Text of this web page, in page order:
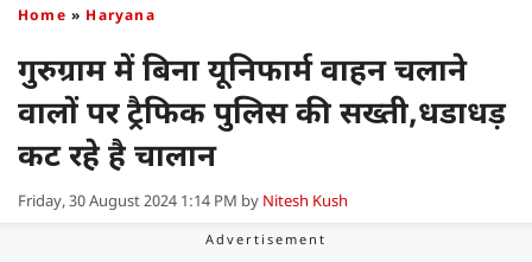
Home » Haryana
गुरुग्राम में बिना यूनिफार्म वाहन चलाने
वालों पर ट्रैफिक पुलिस की सख्ती,धडाधड़
कट रहे है चालान
Friday, 30 August 2024 1:14 PM by Nitesh Kush